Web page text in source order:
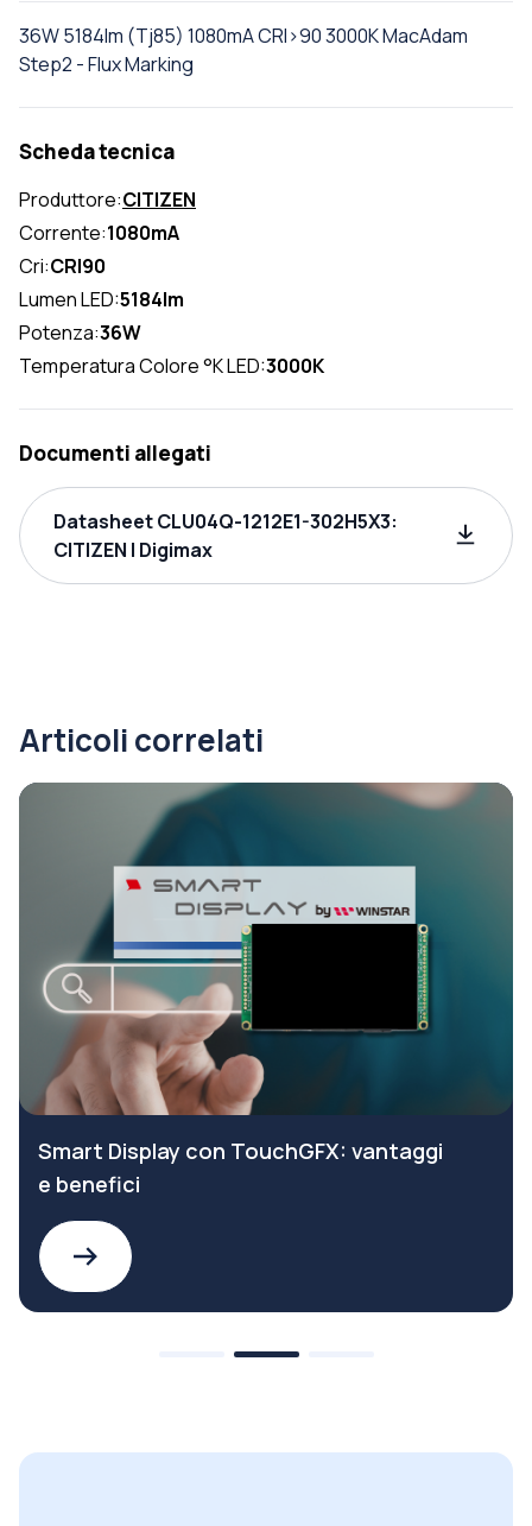
36W 5184lm (Tj85) 1080mA CRI>90 3000K MacAdam
Step2 - Flux Marking
Scheda tecnica
Produttore:CITIZEN
Corrente:1080mA
Cri:CRI90
Lumen LED:5184lm
Potenza:36W
Temperatura Colore °K LED:3000K
Documenti allegati
Datasheet CLU04Q-1212E1-302H5X3:
CITIZEN | Digimax
Articoli correlati
Smart Display con TouchGFX: vantaggi
e benefici